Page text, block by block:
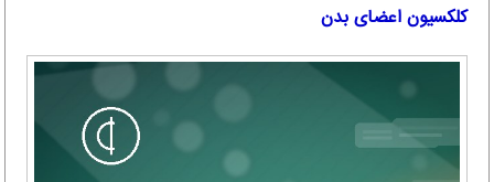
کلکسیون اعضای بدن